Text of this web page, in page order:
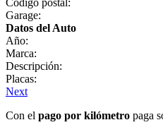
Garage:
Datos del Auto
Año:
Marca:
Descripción:
Placas:
Next
Con el pago por kilómetro paga